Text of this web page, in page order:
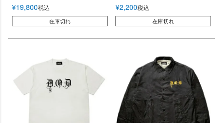
¥19,800税込
在庫切れ
¥2,200税込
在庫切れ